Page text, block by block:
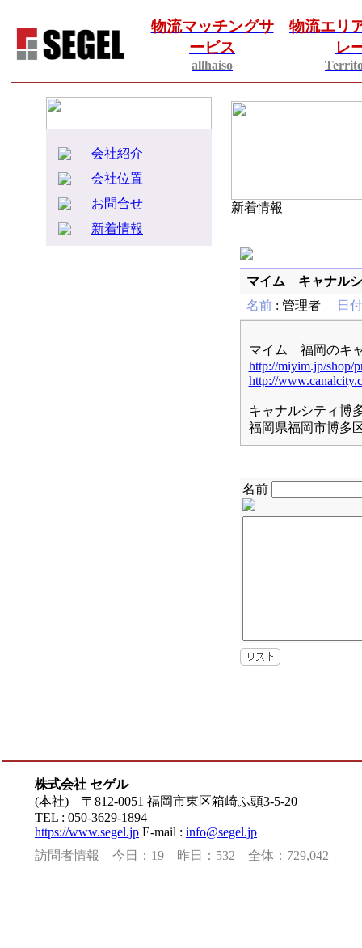
物流マッチングサ
ービス
allhaiso
物流エリ
レ
会社紹介
会社位置
お問合せ
新着情報
新着情報
マイム キャナル
名前: 管理者 日付
マイム 福岡のキ
http://miyim.jp/shop/
http://
キャナルシティ博
福岡県福岡市博多
名前
株式会社 セゲル
(本社) 〒812-0051 福岡市東区箱崎ふ頭3-5-20
TEL : 050-3629-1894
https://www.segel.jp E-mail : info@segel.jp
訪問者情報 今日：19 昨日：532 全体：729,042